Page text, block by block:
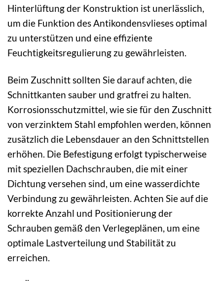
Hinterlüftung der Konstruktion ist unerlässlich,
um die Funktion des Antikondensvlieses optimal
zu unterstützen und eine effiziente
Feuchtigkeitsregulierung zu gewährleisten.
Beim Zuschnitt sollten Sie darauf achten, die
Schnittkanten sauber und gratfrei zu halten.
Korrosionsschutzmittel, wie sie für den Zuschnitt
von verzinktem Stahl empfohlen werden, können
zusätzlich die Lebensdauer an den Schnittstellen
erhöhen. Die Befestigung erfolgt typischerweise
mit speziellen Dachschrauben, die mit einer
Dichtung versehen sind, um eine wasserdichte
Verbindung zu gewährleisten. Achten Sie auf die
korrekte Anzahl und Positionierung der
Schrauben gemäß den Verlegeplänen, um eine
optimale Lastverteilung und Stabilität zu
erreichen.